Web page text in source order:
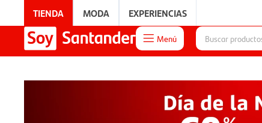
TIENDA MODA EXPERIENCIAS
 Menú